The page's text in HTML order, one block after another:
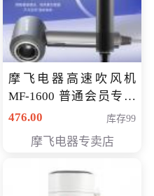
摩飞电器高速吹风机
MF-1600 普通会员专享
价298元
476.00 库存99
摩飞电器专卖店